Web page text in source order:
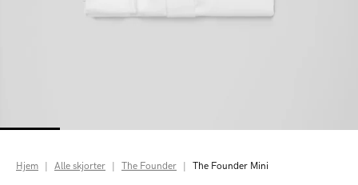
Hjem Alle skjorter The Founder The Founder Mini